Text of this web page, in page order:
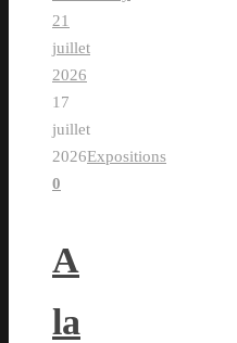
21
juillet
2026
17
juillet
2026Expositions
0
A
la